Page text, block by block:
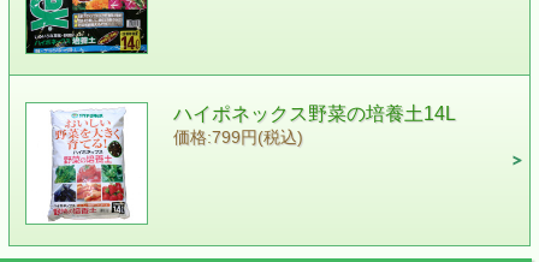
ハイポネックス野菜の培養土14L
価格:799円(税込)